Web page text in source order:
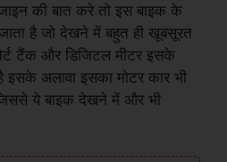
की बात करे तो इस बाइक के
है जो देखने में बहुत ही खूबसूरत
टैंक और डिजिटल मीटर इसके
अलावा इसका मोटर कार भी
जिससे ये बाइक देखने में और भी